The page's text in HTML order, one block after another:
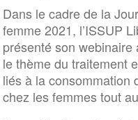
Dans le cadre de la
femme 2021, l’ISSUP
présenté son
le thème du traitement
liés à la consommation
chez les femmes tout